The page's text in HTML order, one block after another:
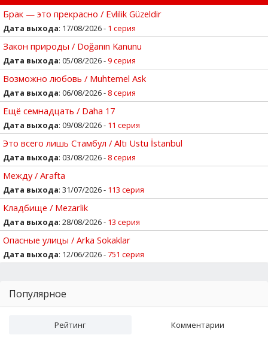
Брак — это прекрасно / Evlilik Güzeldir
Дата выхода: 17/08/2026 - 1 серия
Закон природы / Doğanın Kanunu
Дата выхода: 05/08/2026 -9 серия
Возможно любовь / Muhtemel Ask
Дата выхода: 06/08/2026 - 8 серия
Ещё семнадцать / Daha 17
Дата выхода: 09/08/2026 - 11 серия
Это всего лишь Стамбул / Altı Ustu İstanbul
Дата выхода: 03/08/2026 - 8 серия
Между / Arafta
Дата выхода: 31/07/2026 - 113 серия
Кладбище / Mezarlik
Дата выхода: 28/08/2026 - 13 серия
Опасные улицы / Arka Sokaklar
Дата выхода: 12/06/2026 -751 серия
Популярное
Рейтинг Комментарии